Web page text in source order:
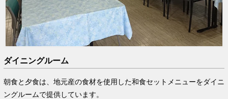
ダイニングルーム
朝食と夕食は、地元産の食材を使用した和食セットメニューをダイニ
ングルームで提供しています。